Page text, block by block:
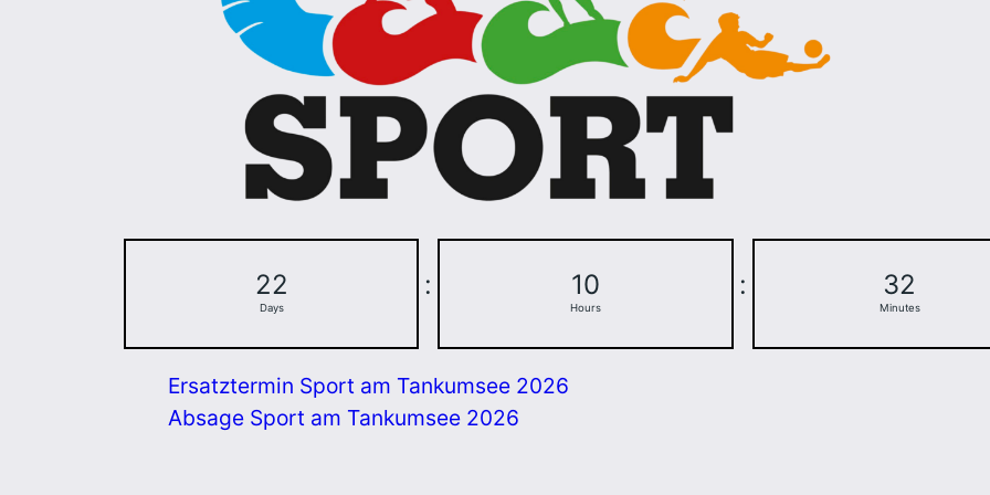
22
Days
: 10
Hours
: 32
Minutes
Ersatztermin Sport am Tankumsee 2026
Absage Sport am Tankumsee 2026